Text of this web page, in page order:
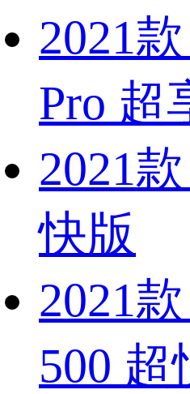
2021
Pro 超
2021
快版
2021
500 超